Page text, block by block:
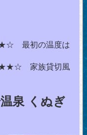
最初の温度は
家族貸切風
泉 くぬぎ